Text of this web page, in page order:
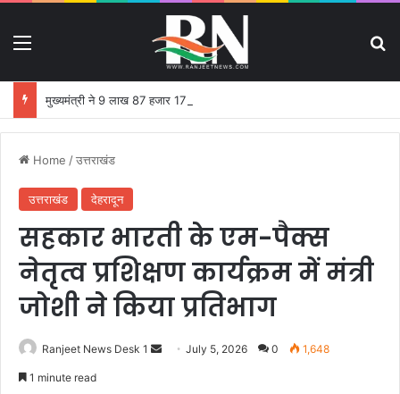
Home /उत्तराखंड
उत्तराखंड देहरादून
सहकार भारती के एम-पैक्स
नेतृत्व प्रशिक्षण कार्यक्रम में मंत्री
जोशी ने किया प्रतिभाग
Ranjeet News Desk 1 July 5, 2026 0 1,648
1 minute read